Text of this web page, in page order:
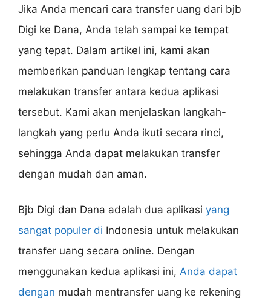
Jika Anda mencari cara transfer uang dari bjb
Digi ke Dana, Anda telah sampai ke tempat
yang tepat. Dalam artikel ini, kami akan
memberikan panduan lengkap tentang cara
melakukan transfer antara kedua aplikasi
tersebut. Kami akan menjelaskan langkah-
langkah yang perlu Anda ikuti secara rinci,
sehingga Anda dapat melakukan transfer
dengan mudah dan aman.
Bjb Digi dan Dana adalah dua aplikasi yang
sangat populer di Indonesia untuk melakukan
transfer uang secara online. Dengan
menggunakan kedua aplikasi ini, Anda dapat
dengan mudah mentransfer uang ke rekening